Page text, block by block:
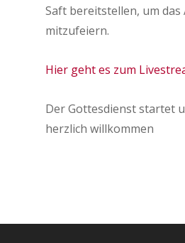
Saft bereitstellen, um das
mitzufeiern.
Hier geht es zum
Der Gottesdienst startet
herzlich willkommen